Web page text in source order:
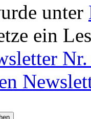
unter
ein